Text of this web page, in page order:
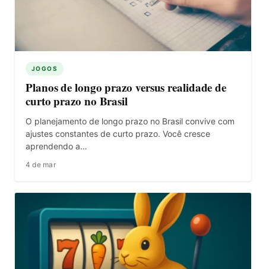
JOGOS
Planos de longo prazo versus realidade de
curto prazo no Brasil
O planejamento de longo prazo no Brasil convive com
ajustes constantes de curto prazo. Você cresce
aprendendo a…
4 de mar